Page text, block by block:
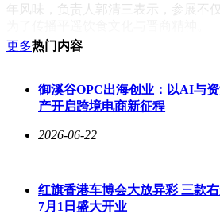
年风味，负责人郭清三表示，参展不
美酒与陈醋展区彰显着三晋匠心的醇
艺，打造清香纯正的本土品牌，希望
者了解这一承载太原本土情怀的老品
西老陈醋走向全国，让传统酿造技艺
文创非遗展区成为展会文化亮点。国
小梅展示的钥匙扣、摆件、宋锦饰品
更多热门内容
御溪谷OPC出海创业：以AI与
产开启跨境电商新征程
2026-06-22
红旗香港车博会大放异彩 三款
7月1日盛大开业